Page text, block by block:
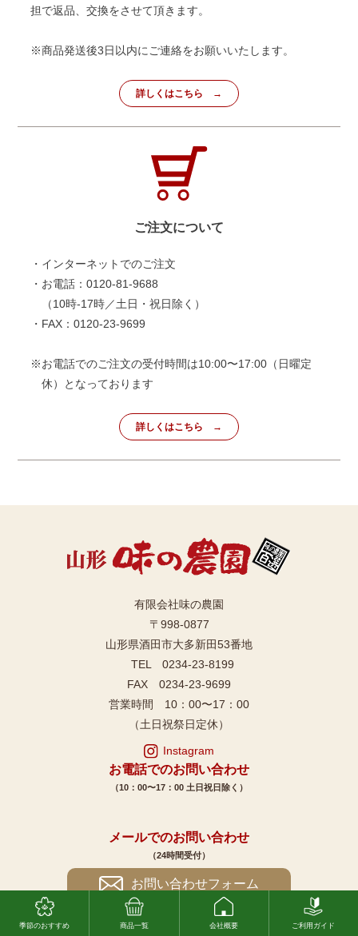
季節のおすすめ 商品一覧 会社概要 ご利用ガイド
担で返品、交換をさせて頂きます。
※商品発送後3日以内にご連絡をお願いいたします。
詳しくはこちら
ご注文について
・インターネットでのご注文
・お電話：0120-81-9688
（10時-17時／土日・祝日除く）
・FAX：0120-23-9699
※お電話でのご注文の受付時間は10:00〜17:00（日曜定
休）となっております
詳しくはこちら
有限会社味の農園
〒998-0877
山形県酒田市大多新田53番地
TEL 0234-23-8199
FAX 0234-23-9699
営業時間 10：00〜17：00
（土日祝祭日定休）
Instagram
お電話でのお問い合わせ
（10：00〜17：00 土日祝日除く）
メールでのお問い合わせ
（24時間受付）
お問い合わせフォーム